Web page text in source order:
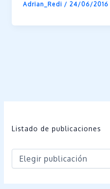
Adrian_Redi / 24/06/2016
Listado de publicaciones